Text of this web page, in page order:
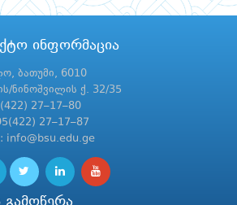
ინფორმაცია
ბათუმი, 6010
ნინოშვილის ქ. 32/35
27–17–80
27–17–87
info@bsu.edu.ge
გამოწერა